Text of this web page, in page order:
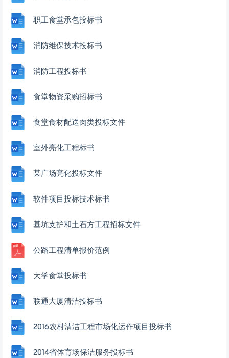
职工食堂承包投标书
消防维保技术投标书
消防工程投标书
食堂物资采购招标书
食堂食材配送肉类投标文件
室外亮化工程标书
某广场亮化投标文件
软件项目投标技术标书
基坑支护和土石方工程招标文件
公路工程清单报价范例
大学食堂投标书
联通大厦清洁投标书
2016农村清洁工程市场化运作项目投标书
2014省体育场保洁服务投标书